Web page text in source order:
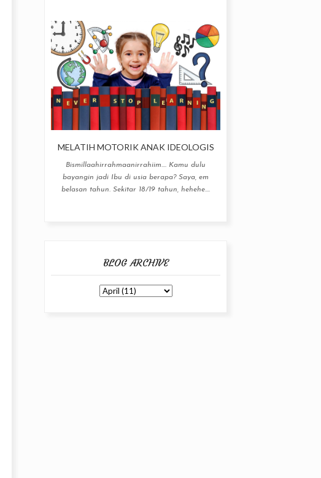
MELATIH MOTORIK ANAK IDEOLOGIS
Bismillaahirrahmaanirrahiim.... Kamu dulu
bayangin jadi Ibu di usia berapa? Saya, em
belasan tahun. Sekitar 18/19 tahun, hehehe....
BLOG ARCHIVE